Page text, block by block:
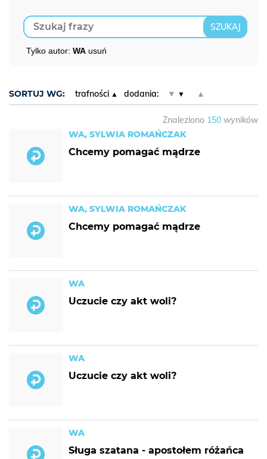
Tylko autor: WA usuń
SORTUJ WG: trafności dodania: ▼ ▲
Znaleziono 150 wyników
WA, SYLWIA ROMAŃCZAK
Chcemy pomagać mądrze
WA, SYLWIA ROMAŃCZAK
Chcemy pomagać mądrze
WA
Uczucie czy akt woli?
WA
Uczucie czy akt woli?
WA
Sługa szatana - apostołem różańca